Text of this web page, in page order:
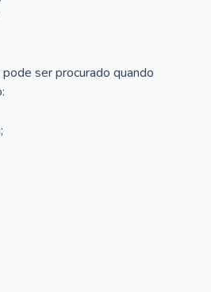
ser procurado quando